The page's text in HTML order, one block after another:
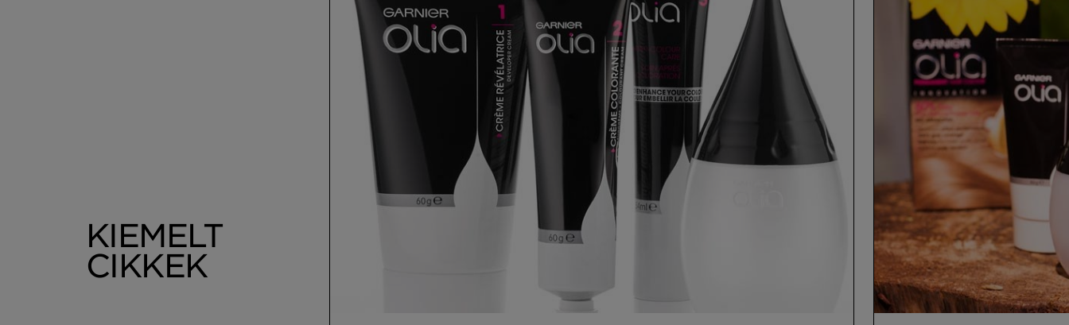
KIEMELT
CIKKEK